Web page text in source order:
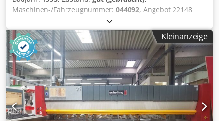
Maschinen-/Fahrzeugnummer: 044092, Angebot 22148
Technische Daten: Dksdpfx Aoiba R Nshpjr -
Schleifscheibendurchmesser ca. 200 mm -
Schleifscheibenbreite ca. 25 mm - Schleifscheibenbohrung
ca. 51 mm - Scheibengeschwindigkeit 1450 U/min - Antrieb
400 V / 0,7 kW - Platzbedarf ca. B 600 x H 400 x T 350 mm -
Gewicht ca. 30 kg - Konsole für Wandmontage
Kleinanzeige